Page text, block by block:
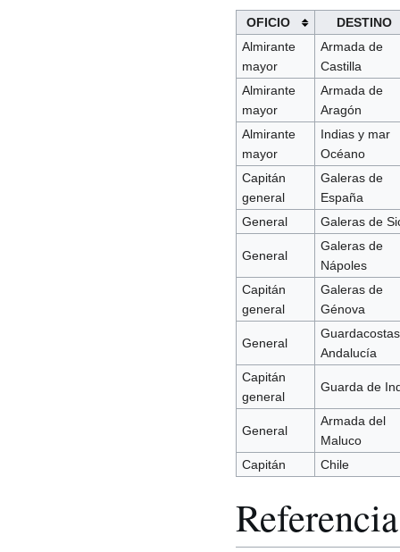
OFICIO
DESTINO
Almirante
mayor
Armada de
Castilla
Almirante
mayor
Armada de
Aragón
Almirante
mayor
Indias y mar
Océano
Capitán
general
Galeras de
España
General
Galeras de
General
Galeras de
Nápoles
Capitán
general
Galeras de
Génova
General
Guardacostas
Andalucía
Capitán
general
Guarda de
General
Armada del
Maluco
Capitán
Chile